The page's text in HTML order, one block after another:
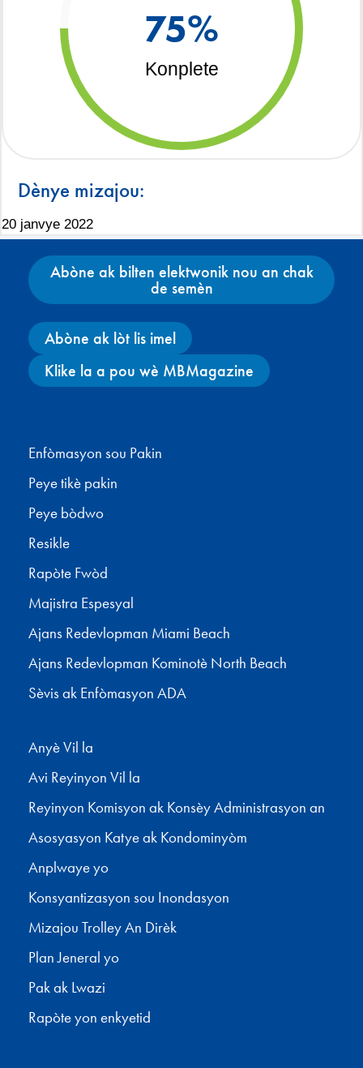
75%
Konplete
Dènye mizajou:
20 janvye 2022
Abòne ak bilten elektwonik nou an chak
de semèn
Abòne ak lòt lis imel
Klike la a pou wè MBMagazine
Enfòmasyon sou Pakin
Peye tikè pakin
Peye bòdwo
Resikle
Rapòte Fwòd
Majistra Espesyal
Ajans Redevlopman Miami Beach
Ajans Redevlopman Kominotè North Beach
Sèvis ak Enfòmasyon ADA
Anyè Vil la
Avi Reyinyon Vil la
Reyinyon Komisyon ak Konsèy Administrasyon an
Asosyasyon Katye ak Kondominyòm
Anplwaye yo
Konsyantizasyon sou Inondasyon
Mizajou Trolley An Dirèk
Plan Jeneral yo
Pak ak Lwazi
Rapòte yon enkyetid